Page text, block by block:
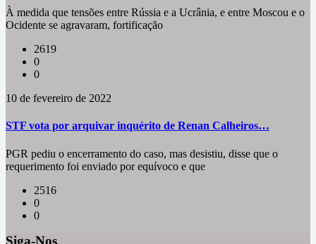
À medida que tensões entre Rússia e a Ucrânia, e entre Moscou e o
Ocidente se agravaram, fortificação
2619
0
0
10 de fevereiro de 2022
STF vota por arquivar inquérito de Renan Calheiros…
PGR pediu o encerramento do caso, mas desistiu, disse que o
requerimento foi enviado por equívoco e que
2516
0
0
Siga-Nos